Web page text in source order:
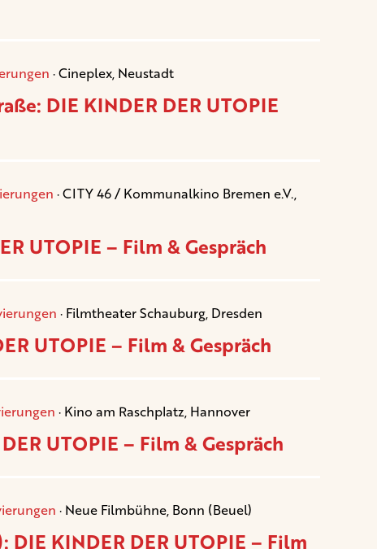
· Cineplex, Neustadt
DIE KINDER DER UTOPIE
· CITY 46 / Kommunalkino Bremen e.V.,
UTOPIE – Film & Gespräch
· Filmtheater Schauburg, Dresden
UTOPIE – Film & Gespräch
· Kino am Raschplatz, Hannover
UTOPIE – Film & Gespräch
· Neue Filmbühne, Bonn (Beuel)
KINDER DER UTOPIE – Film